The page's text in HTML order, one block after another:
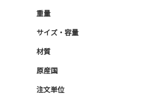
重量
サイズ・容量
材質
原産国
注文単位